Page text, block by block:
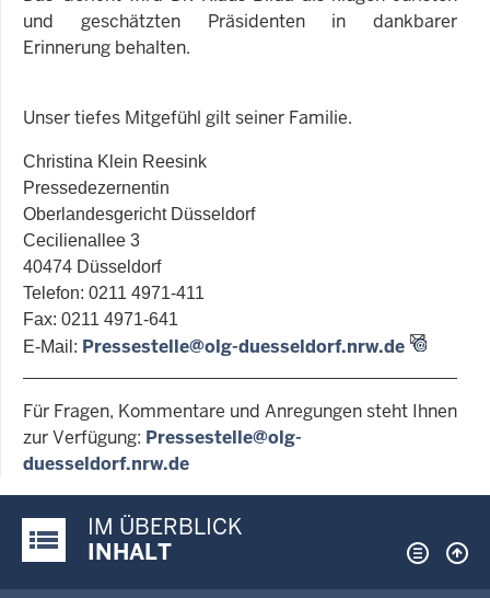
und geschätzten Präsidenten in dankbarer
Erinnerung behalten.
Unser tiefes Mitgefühl gilt seiner Familie.
Christina Klein Reesink
Pressedezernentin
Oberlandesgericht Düsseldorf
Cecilienallee 3
40474 Düsseldorf
Telefon: 0211 4971-411
Fax: 0211 4971-641
E-Mail: Pressestelle@olg-duesseldorf.nrw.de
Für Fragen, Kommentare und Anregungen steht Ihnen
zur Verfügung: Pressestelle@olg-
duesseldorf.nrw.de
Justiz-Portal im Überblick:
IM ÜBERBLICK
INHALT